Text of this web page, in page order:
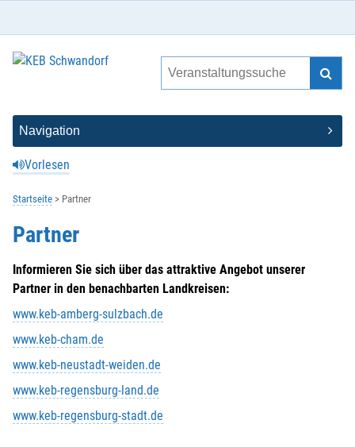
Vorlesen
Startseite Partner
Partner
Informieren Sie sich über das attraktive Angebot unserer
Partner in den benachbarten Landkreisen:
www.keb-amberg-sulzbach.de
www.keb-cham.de
www.keb-neustadt-weiden.de
www.keb-regensburg-land.de
www.keb-regensburg-stadt.de